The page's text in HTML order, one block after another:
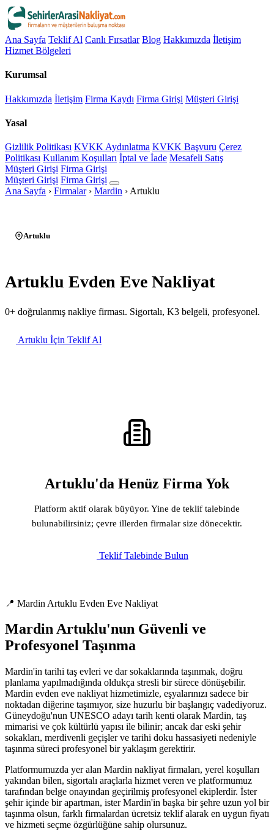
Ana Sayfa Teklif Al Canlı Fırsatlar Blog Hakkımızda İletişim
Hizmet Bölgeleri
Kurumsal
Hakkımızda İletişim Firma Kaydı Firma Girişi Müşteri Girişi
Yasal
Gizlilik Politikası KVKK Aydınlatma KVKK Başvuru Çerez
Politikası Kullanım Koşulları İptal ve İade Mesafeli Satış
Müşteri Girişi Firma Girişi
Müşteri Girişi Firma Girişi
Ana Sayfa › Firmalar › Mardin › Artuklu
Artuklu
Artuklu Evden Eve Nakliyat
0+ doğrulanmış nakliye firması. Sigortalı, K3 belgeli, profesyonel.
Artuklu İçin Teklif Al
Artuklu'da Henüz Firma Yok
Platform aktif olarak büyüyor. Yine de teklif talebinde
bulunabilirsiniz; çevre illerden firmalar size dönecektir.
Teklif Talebinde Bulun
📍 Mardin Artuklu Evden Eve Nakliyat
Mardin Artuklu'nun Güvenli ve
Profesyonel Taşınma
Mardin'in tarihi taş evleri ve dar sokaklarında taşınmak, doğru
planlama yapılmadığında oldukça stresli bir sürece dönüşebilir.
Mardin evden eve nakliyat hizmetimizle, eşyalarınızı sadece bir
noktadan diğerine taşımıyor, size huzurlu bir başlangıç vadediyoruz.
Güneydoğu'nun UNESCO adayı tarih kenti olarak Mardin, taş
mimarisi ve çok kültürlü yapısı ile bilinir; ancak dar eski şehir
sokakları, merdivenli geçişler ve tarihi doku hassasiyeti nedeniyle
taşınma süreci profesyonel bir yaklaşım gerektirir.
Platformumuzda yer alan Mardin nakliyat firmaları, yerel koşulları
yakından bilen, sigortalı araçlarla hizmet veren ve platformumuz
tarafından belge onayından geçirilmiş profesyonel ekiplerdir. İster
şehir içinde bir apartman, ister Mardin'in başka bir şehre uzun yol bir
taşınma olsun, farklı firmalardan ücretsiz teklif alarak en uygun fiyatı
ve hizmeti seçme özgürlüğüne sahip olursunuz.